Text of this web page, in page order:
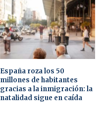
España roza los 50
millones de habitantes
gracias a la inmigración: la
natalidad sigue en caída